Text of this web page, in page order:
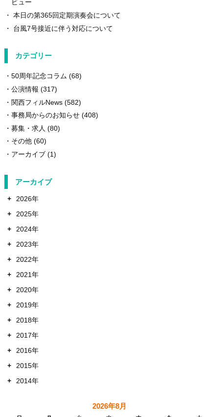
ビュー
本日の第365回定期演奏会について
台風7号接近に伴う対応について
カテゴリー
50周年記念コラム (68)
公演情報 (317)
関西フィルNews(582)
事務局からのお知らせ(408)
募集・求人 (80)
その他(60)
アーカイブ(1)
アーカイブ
+
2026年
+
2025年
+
2024年
+
2023年
+
2022年
+
2021年
+
2020年
+
2019年
+
2018年
+
2017年
+
2016年
+
2015年
+
2014年
2026年8月